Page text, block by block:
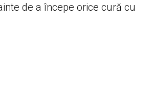
de a începe orice cură cu